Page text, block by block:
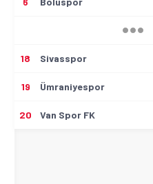
18 Sivasspor
19 Ümraniyespor
20 Van Spor FK